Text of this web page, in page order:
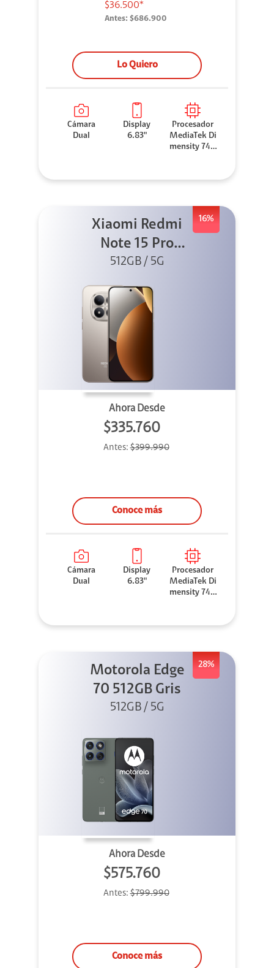
$36.500*
Antes: $686.900
Lo Quiero
Cámara
Dual
Display
6.83"
Procesador
MediaTek Di
mensity 740
16%
Xiaomi Redmi
Note 15 Pro
512GB 5G Titanio
512GB / 5G
Ahora Desde
$335.760
Antes:$399.990
Conoce más
Cámara
Dual
Display
6.83"
Procesador
MediaTek Di
mensity 740
28%
Motorola Edge
70 512GB Gris
512GB / 5G
Ahora Desde
$575.760
Antes:$799.990
Conoce más